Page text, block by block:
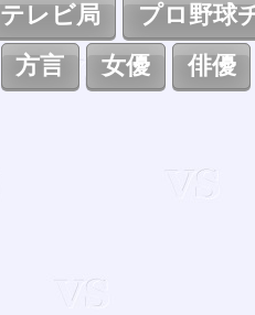
テレビ局 プロ野球
方言 女優 俳優